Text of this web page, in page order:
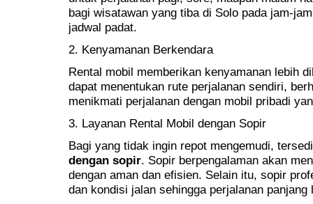
bagi wisatawan yang tiba di Solo pada jam-
jadwal padat.
2. Kenyamanan Berkendara
Rental mobil memberikan kenyamanan lebih
dapat menentukan rute perjalanan sendiri,
menikmati perjalanan dengan mobil pribadi
3. Layanan Rental Mobil dengan Sopir
Bagi yang tidak ingin repot mengemudi,
dengan sopir. Sopir berpengalaman akan
dengan aman dan efisien. Selain itu, sopir
dan kondisi jalan sehingga perjalanan